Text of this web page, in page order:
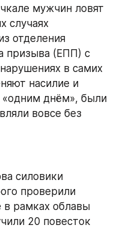
мужчин ловят
случаях
отделения
призыва (ЕПП) с
в самих
насилие и
«одним днём», были
вовсе без
проверили
в рамках облавы
20 повесток